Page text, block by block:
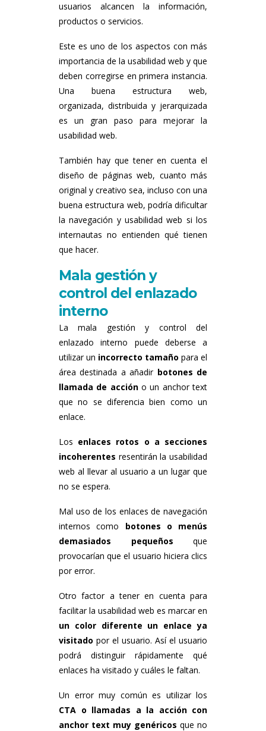
usuarios alcancen la información,
productos o servicios.
Este es uno de los aspectos con más
importancia de la usabilidad web y que
deben corregirse en primera instancia.
Una buena estructura web,
organizada, distribuida y jerarquizada
es un gran paso para mejorar la
usabilidad web.
También hay que tener en cuenta el
diseño de páginas web, cuanto más
original y creativo sea, incluso con una
buena estructura web, podría dificultar
la navegación y usabilidad web si los
internautas no entienden qué tienen
que hacer.
Mala gestión y
control del enlazado
interno
La mala gestión y control del
enlazado interno puede deberse a
utilizar un incorrecto tamaño para el
área destinada a añadir botones de
llamada de accióno un anchor text
que no se diferencia bien como un
enlace.
Los enlaces rotos o a secciones
incoherentes resentirán la usabilidad
web al llevar al usuario a un lugar que
no se espera.
Mal uso de los enlaces de navegación
internos como botones o menús
demasiados pequeños que
provocarían que el usuario hiciera clics
por error.
Otro factor a tener en cuenta para
facilitar la usabilidad web es marcar en
un color diferente un enlace ya
visitado por el usuario. Así el usuario
podrá distinguir rápidamente qué
enlaces ha visitado y cuáles le faltan.
Un error muy común es utilizar los
CTA o llamadas a la acción con
anchor text muy genéricos que no